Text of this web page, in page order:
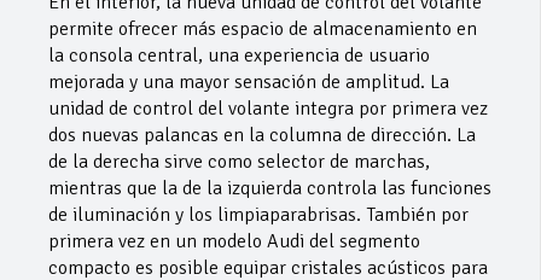
permite ofrecer más espacio de almacenamiento en
la consola central, una experiencia de usuario
mejorada y una mayor sensación de amplitud. La
unidad de control del volante integra por primera vez
dos nuevas palancas en la columna de dirección. La
de la derecha sirve como selector de marchas,
mientras que la de la izquierda controla las funciones
de iluminación y los limpiaparabrisas. También por
primera vez en un modelo Audi del segmento
compacto es posible equipar cristales acústicos para